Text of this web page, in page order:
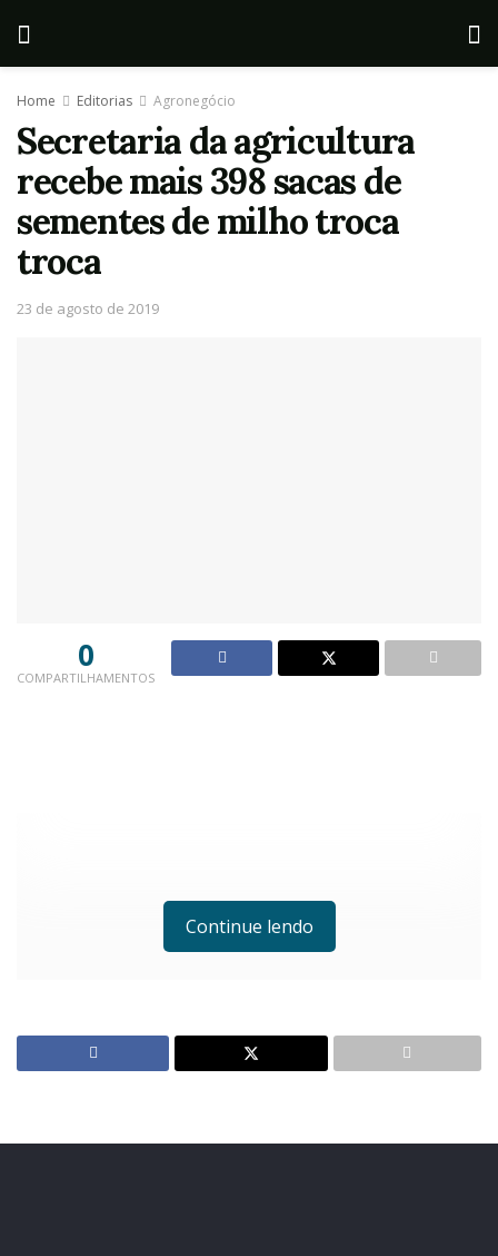
Home Editorias Agronegócio
Secretaria da agricultura
recebe mais 398 sacas de
sementes de milho troca
troca
23 de agosto de 2019
0
COMPARTILHAMENTOS
Continue lendo